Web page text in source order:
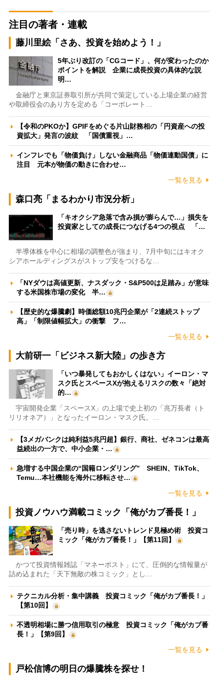
注目の著者・連載
藤川里絵「さあ、投資を始めよう！」
5年ぶり改訂の「CGコード」、何が変わったのか
ポイントを解説 企業に成長投資の具体的な説
明…
金融庁と東京証券取引所が共同で策定している上場企業の経営
や取締役会のあり方を定める「コーポレート…
【令和のPKOか】GPIFをめぐる片山財務相の「円資産への投
資拡大」発言の波紋 「国債重視」…
インフレでも「物価負け」しない金融商品「物価連動国債」に
注目 元本が物価の動きに合わせ…
一覧を見る
森口亮「まるわかり市況分析」
「キオクシア急落で含み損が膨らんで…」損失を
投資家としての成長につなげる4つの視点 「…
半導体株を中心に相場の調整色が強まり、7月中旬にはキオク
シアホールディングスがストップ安をつけるな…
「NYダウは高値更新、ナスダック・S&P500は足踏み」が意味
する米国株市場の変化 半…
【歴史的な爆騰劇】時価総額10兆円企業が「2連続ストップ
高」「制限値幅拡大」の衝撃 フ…
一覧を見る
大前研一「ビジネス新大陸」の歩き方
「いつ暴発してもおかしくはない」イーロン・マ
スク氏とスペースXが抱えるリスクの数々「絶対
的…
宇宙開発企業「スペースX」の上場で史上初の「兆万長者（ト
リリオネア）」となったイーロン・マスク氏。…
【3メガバンクは純利益5兆円超】銀行、商社、ゼネコンは最高
益続出の一方で、中小企業・…
急増する中国企業の“国籍ロンダリング” SHEIN、TikTok、
Temu…本社機能を海外に移転させ…
一覧を見る
投資ノウハウ満載コミック「俺がカブ番長！」
「売り時」を逃さないトレンド見極め術 投資コ
ミック「俺がカブ番長！」【第11回】
かつて投資情報雑誌「マネーポスト」にて、圧倒的な情報量が
詰め込まれた「天下無敵の株コミック」とし…
テクニカル分析・集中講義 投資コミック「俺がカブ番長！」
【第10回】
不透明相場に勝つ信用取引の極意 投資コミック「俺がカブ番
長！」【第9回】
一覧を見る
戸松信博の明日の爆騰株を探せ！